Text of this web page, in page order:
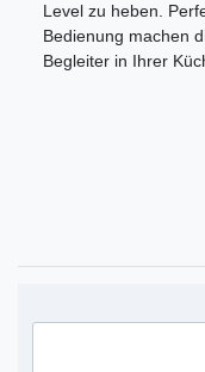
Level zu heben.
Bedienung machen
Begleiter in Ihrer